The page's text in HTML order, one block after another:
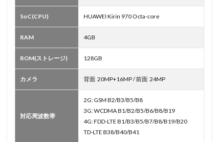
SoC(CPU) HUAWEI Kirin 970 Octa-core
RAM 4GB
ROM(ストレージ) 128GB
カメラ 背面 20MP+16MP / 前面 24MP
対応周波数帯
2G: GSM B2/B3/B5/B8
3G: WCDMA B1/B2/B5/B6/B8/B19
4G: FDD-LTE B1/B3/B5/B7/B8/B19/B20
TD-LTE B38/B40/B41